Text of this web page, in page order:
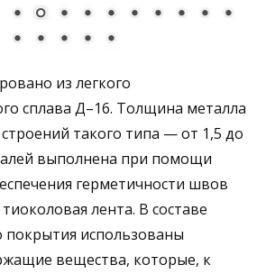
из легкого
сплава Д–16. Толщина металла
такого типа — от 1,5 до
выполнена при помощи
герметичности швов
лента. В составе
использованы
вещества, которые, к